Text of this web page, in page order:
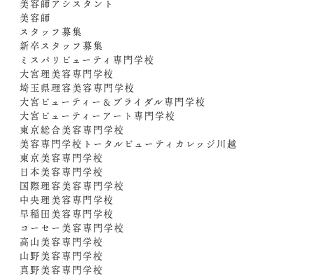
美容師アシスタント
美容師
スタッフ募集
新卒スタッフ募集
ミスパリビューティ専門学校
大宮理美容専門学校
埼玉県理容美容専門学校
大宮ビューティー＆ブライダル専門学校
大宮ビューティーアート専門学校
東京総合美容専門学校
美容専門学校トータルビューティカレッジ川越
東京美容専門学校
日本美容専門学校
国際理容美容専門学校
中央理美容専門学校
早稲田美容専門学校
コーセー美容専門学校
高山美容専門学校
山野美容専門学校
真野美容専門学校